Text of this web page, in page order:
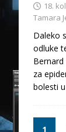
18.
Tamara
Daleko
odluke
Bernard
za
bolesti
1